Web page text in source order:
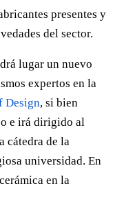
presentes y
del sector.
lugar un nuevo
expertos en la
Design, si bien
e irá dirigido al
cátedra de la
universidad. En
en la